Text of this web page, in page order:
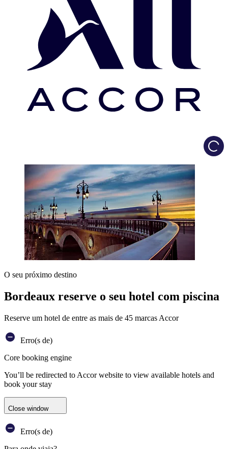
O seu próximo destino
Bordeaux reserve o seu hotel com piscina
Reserve um hotel de entre as mais de 45 marcas Accor
Erro(s de)
Core booking engine
You’ll be redirected to Accor website to view available hotels and
book your stay
Close window
Erro(s de)